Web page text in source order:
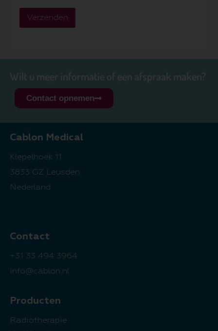
Verzenden
Wilt u meer informatie of een afspraak maken?
Contact opnemen
Cablon Medical
Klepelhoek 11
3833 GZ Leusden
Nederland
Contact
+31 33 494 3964
info@cablon.nl
Producten
Radiotherapie